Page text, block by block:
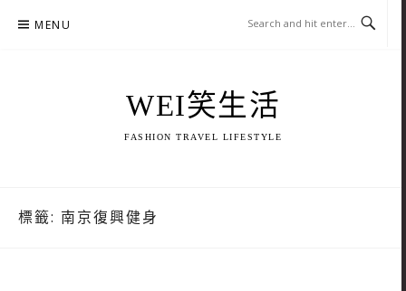
MENU
WEI笑生活
FASHION TRAVEL LIFESTYLE
標籤: 南京復興健身